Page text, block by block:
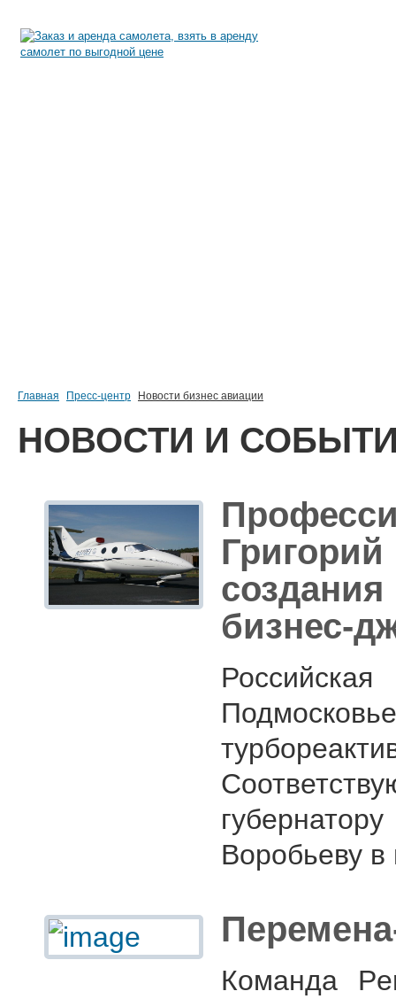
Главная Пресс-центр Новости бизнес авиации
НОВОСТИ И
бизнес-
Воробьеву
Команда